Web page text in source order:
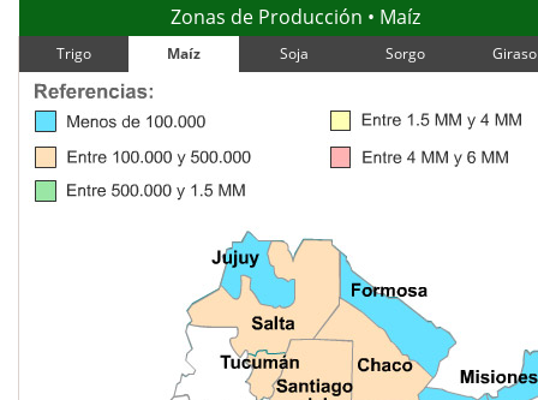
Zonas de Producción • Maíz
Trigo Maíz Soja Sorgo